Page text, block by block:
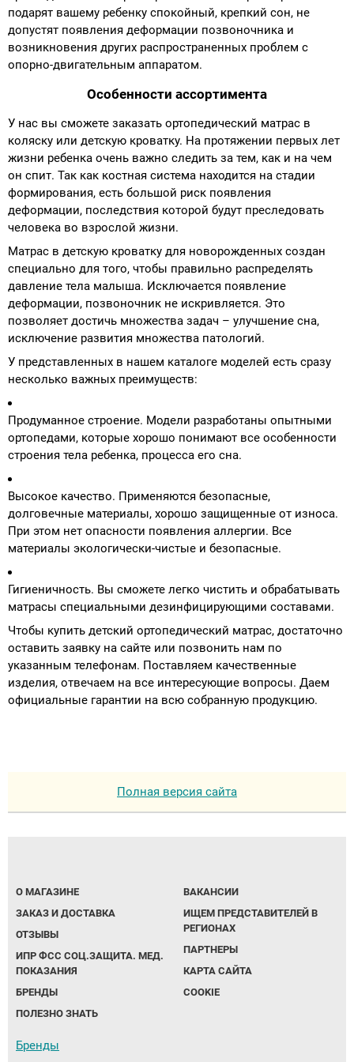
подарят вашему ребенку спокойный, крепкий сон, не
допустят появления деформации позвоночника и
возникновения других распространенных проблем с
опорно-двигательным аппаратом.
Особенности ассортимента
У нас вы сможете заказать ортопедический матрас в
коляску или детскую кроватку. На протяжении первых лет
жизни ребенка очень важно следить за тем, как и на чем
он спит. Так как костная система находится на стадии
формирования, есть большой риск появления
деформации, последствия которой будут преследовать
человека во взрослой жизни.
Матрас в детскую кроватку для новорожденных создан
специально для того, чтобы правильно распределять
давление тела малыша. Исключается появление
деформации, позвоночник не искривляется. Это
позволяет достичь множества задач – улучшение сна,
исключение развития множества патологий.
У представленных в нашем каталоге моделей есть сразу
несколько важных преимуществ:
Продуманное строение. Модели разработаны опытными
ортопедами, которые хорошо понимают все особенности
строения тела ребенка, процесса его сна.
Высокое качество. Применяются безопасные,
долговечные материалы, хорошо защищенные от износа.
При этом нет опасности появления аллергии. Все
материалы экологически-чистые и безопасные.
Гигиеничность. Вы сможете легко чистить и обрабатывать
матрасы специальными дезинфицирующими составами.
Чтобы купить детский ортопедический матрас, достаточно
оставить заявку на сайте или позвонить нам по
указанным телефонам. Поставляем качественные
изделия, отвечаем на все интересующие вопросы. Даем
официальные гарантии на всю собранную продукцию.
Полная версия сайта
О МАГАЗИНЕ
ЗАКАЗ И ДОСТАВКА
ОТЗЫВЫ
ИПР ФСС СОЦ.ЗАЩИТА. МЕД.
ПОКАЗАНИЯ
БРЕНДЫ
ПОЛЕЗНО ЗНАТЬ
ВАКАНСИИ
ИЩЕМ ПРЕДСТАВИТЕЛЕЙ В
РЕГИОНАХ
ПАРТНЕРЫ
КАРТА САЙТА
COOKIE
Бренды
Аппараты на суставы
Санитарные приспособления для
Противопролежневые матрасы, подушки
ОПОРЫ, ВЕРТИКАЛИЗАТОРЫ, Оборудование
для ЛФК
Одежда ортопедическая (адаптивная) для
инвалидов
Индивидуальное изготовление